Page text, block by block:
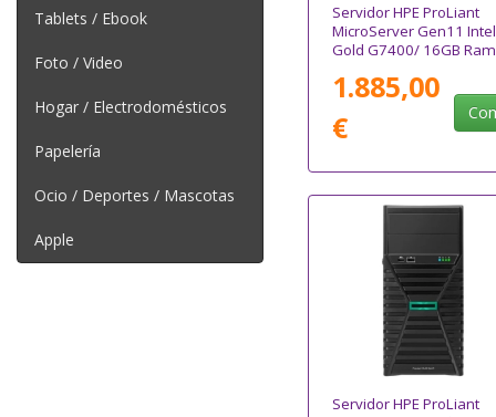
Tablets / Ebook
Foto / Video
Hogar / Electrodomésticos
Papelería
Ocio / Deportes / Mascotas
Apple
Servidor HPE ProLiant
MicroServer Gen11 Intel
Gold G7400/ 16GB
1.885,00
€
Servidor HPE ProLiant